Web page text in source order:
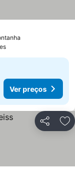
Ver preços
Partilhar